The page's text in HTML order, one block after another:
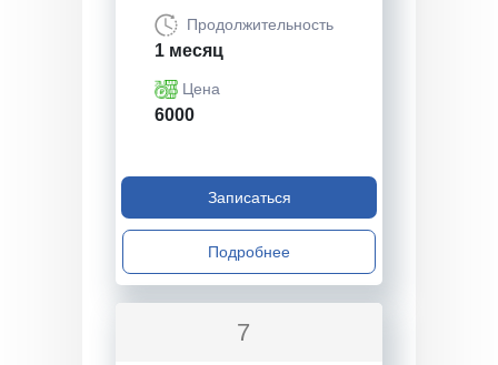
Продолжительность
1 месяц
Цена
6000
Записаться
Подробнее
7